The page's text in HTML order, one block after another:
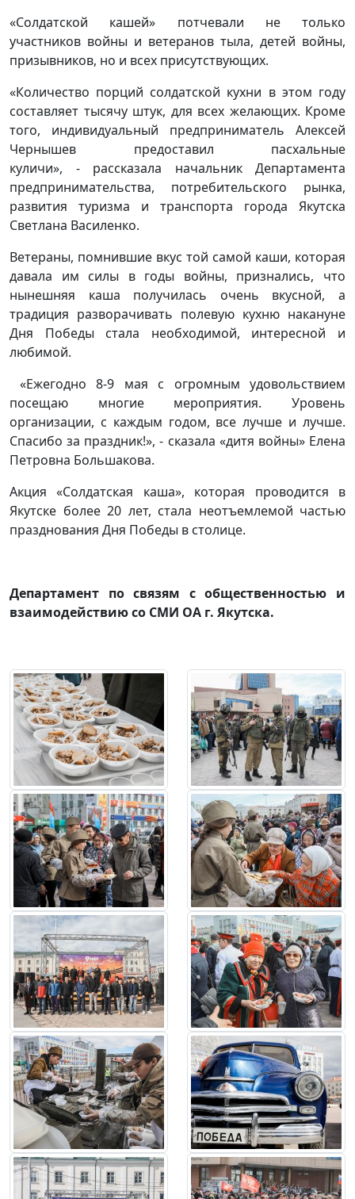
«Солдатской кашей» потчевали не только
участников войны и ветеранов тыла, детей войны,
призывников, но и всех присутствующих.
«Количество порций солдатской кухни в этом году
составляет тысячу штук, для всех желающих. Кроме
того, индивидуальный предприниматель Алексей
Чернышев предоставил пасхальные
куличи», - рассказала начальник Департамента
предпринимательства, потребительского рынка,
развития туризма и транспорта города Якутска
Светлана Василенко.
Ветераны, помнившие вкус той самой каши, которая
давала им силы в годы войны, признались, что
нынешняя каша получилась очень вкусной, а
традиция разворачивать полевую кухню накануне
Дня Победы стала необходимой, интересной и
любимой.
«Ежегодно 8-9 мая с огромным удовольствием
посещаю многие мероприятия. Уровень
организации, с каждым годом, все лучше и лучше.
Спасибо за праздник!», - сказала «дитя войны» Елена
Петровна Большакова.
Акция «Солдатская каша», которая проводится в
Якутске более 20 лет, стала неотъемлемой частью
празднования Дня Победы в столице.
Департамент по связям с общественностью и
взаимодействию со СМИ ОА г. Якутска.